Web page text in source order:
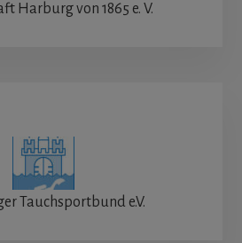
Harburg von 1865 e. V.
Tauchsportbund e.V.